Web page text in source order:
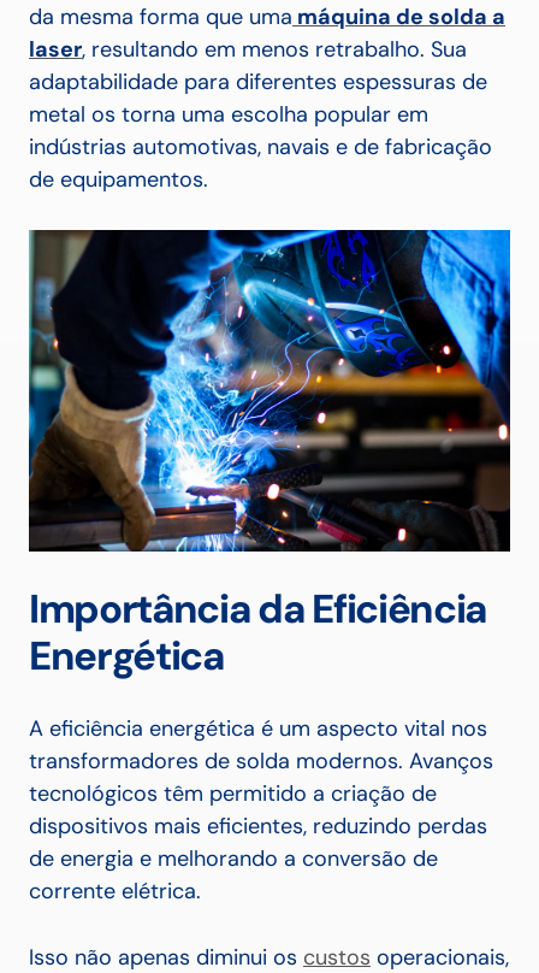
da mesma forma que uma máquina de solda a
laser, resultando em menos retrabalho. Sua
adaptabilidade para diferentes espessuras de
metal os torna uma escolha popular em
indústrias automotivas, navais e de fabricação
de equipamentos.
Importância da Eficiência
Energética
A eficiência energética é um aspecto vital nos
transformadores de solda modernos. Avanços
tecnológicos têm permitido a criação de
dispositivos mais eficientes, reduzindo perdas
de energia e melhorando a conversão de
corrente elétrica.
Isso não apenas diminui os custos operacionais,